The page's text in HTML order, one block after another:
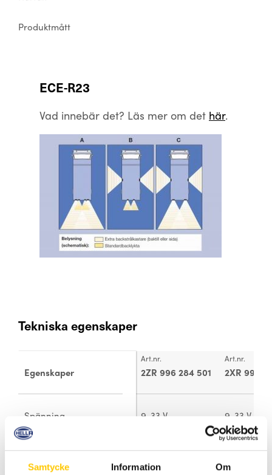
Samtycke Information Om
Produktmått
ECE-R23
Vad innebär det? Läs mer om det här.
Tekniska egenskaper
Egenskaper
Spänning
Art.nr.
2ZR 996 284 501
Art.nr.
2XR 996
9-33 V 9-33 V